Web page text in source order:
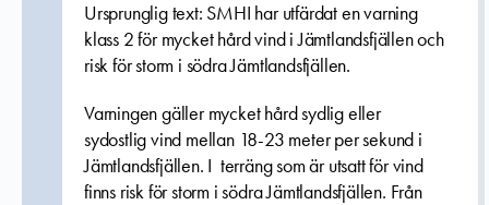
Ursprunglig text: SMHI har utfärdat en varning
klass 2 för mycket hård vind i Jämtlandsfjällen och
risk för storm i södra Jämtlandsfjällen.
Varningen gäller mycket hård sydlig eller
sydostlig vind mellan 18-23 meter per sekund i
Jämtlandsfjällen. I terräng som är utsatt för vind
finns risk för storm i södra Jämtlandsfjällen. Från